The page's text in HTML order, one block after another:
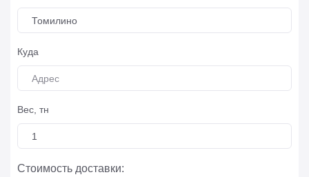
Томилино
Куда
Вес, тн
Стоимость доставки: